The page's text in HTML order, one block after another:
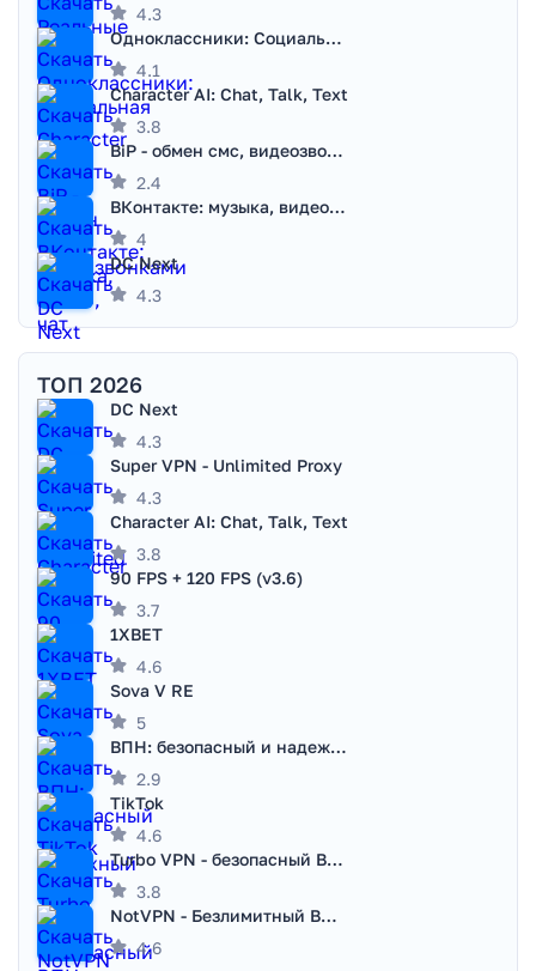
4.3
Одноклассники: Социальная сеть
4.1
Character AI: Chat, Talk, Text
3.8
BiP - обмен смс, видеозвонками
2.4
ВКонтакте: музыка, видео, чат
4
DC Next
4.3
ТОП 2026
DC Next
4.3
Super VPN - Unlimited Proxy
4.3
Character AI: Chat, Talk, Text
3.8
90 FPS + 120 FPS (v3.6)
3.7
1XBET
4.6
Sova V RE
5
ВПН: безопасный и надежный VPN
2.9
TikTok
4.6
Turbo VPN - безопасный ВПН
3.8
NotVPN - Безлимитный ВПН | VPN
4.6